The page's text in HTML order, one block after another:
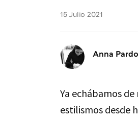
15 Julio 2021
Anna Pardo
Ya echábamos
estilismos desde